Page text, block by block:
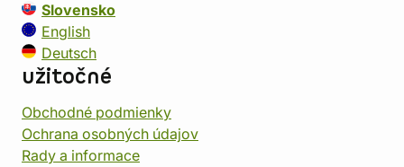
Slovensko
English
Deutsch
užitočné
Obchodné podmienky
Ochrana osobných údajov
Rady a informace